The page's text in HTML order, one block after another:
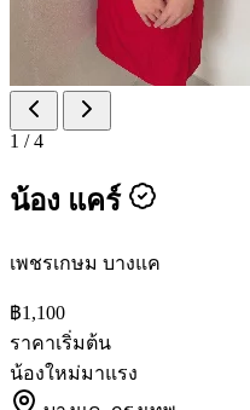
1 /4
น้อง แคร์
เพชรเกษม บางแค
฿1,100
ราคาเริ่มต้น
น้องใหม่มาแรง